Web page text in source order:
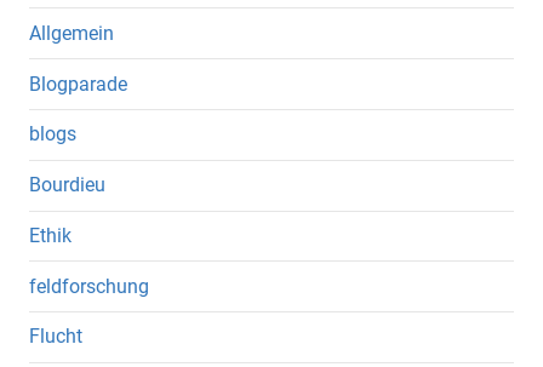
Allgemein
Blogparade
blogs
Bourdieu
Ethik
feldforschung
Flucht